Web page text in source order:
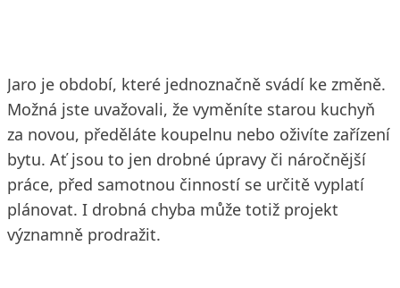
Jaro je období, které jednoznačně svádí ke změně.
Možná jste uvažovali, že vyměníte starou kuchyň
za novou, předěláte koupelnu nebo oživíte zařízení
bytu. Ať jsou to jen drobné úpravy či náročnější
práce, před samotnou činností se určitě vyplatí
plánovat. I drobná chyba může totiž projekt
významně prodražit.